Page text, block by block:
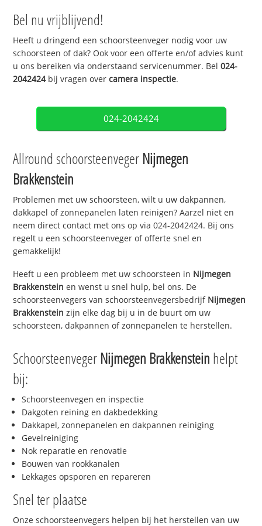
Bel nu vrijblijvend!
Heeft u dringend een schoorsteenveger nodig voor uw
schoorsteen of dak? Ook voor een offerte en/of advies kunt
u ons bereiken via onderstaand servicenummer. Bel024-
2042424bij vragen overcamera inspectie.
024-2042424
Allround schoorsteenveger Nijmegen
Brakkenstein
Problemen met uw schoorsteen, wilt u uw dakpannen,
dakkapel of zonnepanelen laten reinigen? Aarzel niet en
neem direct contact met ons op via 024-2042424. Bij ons
regelt u een schoorsteenveger of offerte snel en
gemakkelijk!
Heeft u een probleem met uw schoorsteen in Nijmegen
Brakkenstein en wenst u snel hulp, bel ons. De
schoorsteenvegers van schoorsteenvegersbedrijf Nijmegen
Brakkenstein zijn elke dag bij u in de buurt om uw
schoorsteen, dakpannen of zonnepanelen te herstellen.
Schoorsteenveger Nijmegen Brakkenstein helpt
bij:
Schoorsteenvegen en inspectie
Dakgoten reining en dakbedekking
Dakkapel, zonnepanelen en dakpannen reiniging
Gevelreiniging
Nok reparatie en renovatie
Bouwen van rookkanalen
Lekkages opsporen en repareren
Snel ter plaatse
Onze schoorsteenvegers helpen bij het herstellen van uw